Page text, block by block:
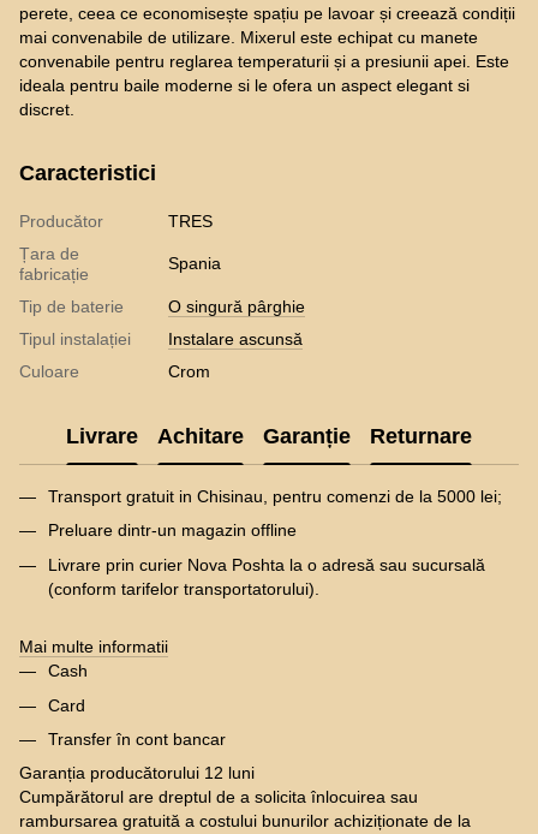
perete, ceea ce economisește spațiu pe lavoar și creează condiții
mai convenabile de utilizare. Mixerul este echipat cu manete
convenabile pentru reglarea temperaturii și a presiunii apei. Este
ideala pentru baile moderne si le ofera un aspect elegant si
discret.
Caracteristici
Producător
TRES
Țara de
fabricație
Spania
Tip de baterie
O singură pârghie
Tipul instalației
Instalare ascunsă
Culoare
Crom
Livrare Achitare Garanție Returnare
Transport gratuit in Chisinau, pentru comenzi de la 5000 lei;
Preluare dintr-un magazin offline
Livrare prin curier Nova Poshta la o adresă sau sucursală
(conform tarifelor transportatorului).
Mai multe informatii
Cash
Card
Transfer în cont bancar
Garanția producătorului 12 luni
Cumpărătorul are dreptul de a solicita înlocuirea sau
rambursarea gratuită a costului bunurilor achiziționate de la